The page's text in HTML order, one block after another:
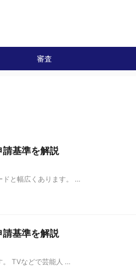
審査
基準を解説
ドと幅広くあります。 …
基準を解説
。 TVなどで芸能人 …